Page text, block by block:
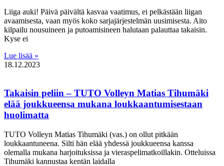
Liiga auki! Päivä päivältä kasvaa vaatimus, ei pelkästään liigan
avaamisesta, vaan myös koko sarjajärjestelmän uusimisesta. Aito
kilpailu nousuineen ja putoamisineen halutaan palauttaa takaisin.
Kyse ei
Lue lisää »
18.12.2023
Takaisin peliin – TUTO Volleyn Matias Tihumäki
elää joukkueensa mukana loukkaantumisestaan
huolimatta
TUTO Volleyn Matias Tihumäki (vas.) on ollut pitkään
loukkaantuneena. Silti hän elää yhdessä joukkueensa kanssa
olemalla mukana harjoituksissa ja vieraspelimatkoillakin. Otteluissa
Tihumäki kannustaa kentän laidalla